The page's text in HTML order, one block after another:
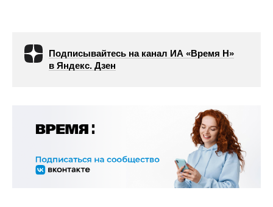
Подписывайтесь на канал ИА «Время Н»
в Яндекс. Дзен